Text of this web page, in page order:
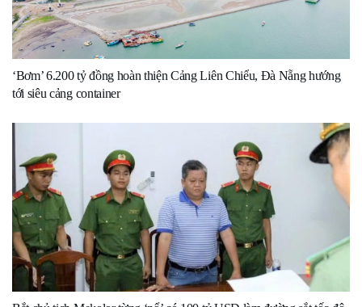
‘Bơm’ 6.200 tỷ đồng hoàn thiện Cảng Liên Chiểu, Đà Nẵng hướng
tới siêu cảng container